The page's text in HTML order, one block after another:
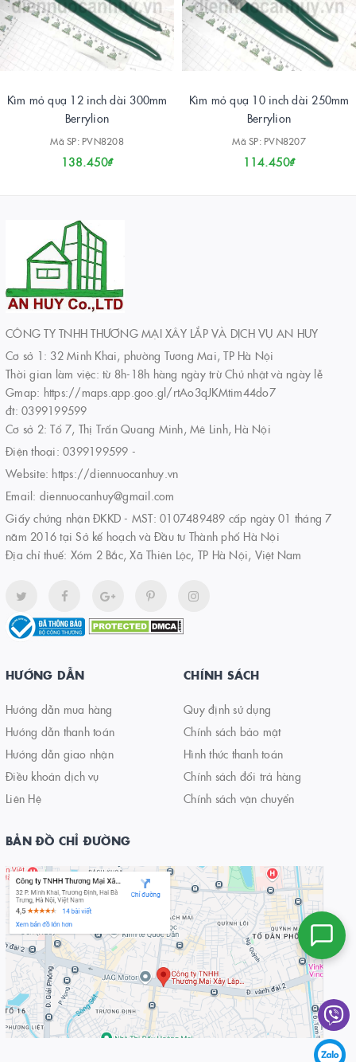
Kìm mỏ quạ 12 inch dài 300mm
Berrylion
Mã SP: PVN8208
138.450₫
Kìm mỏ quạ 10 inch dài 250mm
Berrylion
Mã SP: PVN8207
114.450₫
CÔNG TY TNHH THƯƠNG MẠI XÂY LẮP VÀ DỊCH VỤ AN HUY
Cơ sở 1: 32 Minh Khai, phường Tương Mai, TP Hà Nội
Thời gian làm việc: từ 8h-18h hàng ngày trừ Chủ nhật và ngày lễ
Gmap: https://maps.app.goo.gl/rtAo3qJKMtim44do7
đt: 0399199599
Cơ sở 2: Tổ 7, Thị Trấn Quang Minh, Mê Linh, Hà Nội
Điện thoại: 0399199599 -
Website: https://diennuocanhuy.vn
Email: diennuocanhuy@gmail.com
Giấy chứng nhận ĐKKD - MST: 0107489489 cấp ngày 01 tháng 7
năm 2016 tại Sở kế hoạch và Đầu tư Thành phố Hà Nội
Địa chỉ thuế: Xóm 2 Bắc, Xã Thiên Lộc, TP Hà Nội, Việt Nam
HƯỚNG DẪN
Hướng dẫn mua hàng
Hướng dẫn thanh toán
Hướng dẫn giao nhận
Điều khoản dịch vụ
Liên Hệ
CHÍNH SÁCH
Quy định sử dụng
Chính sách bảo mật
Hình thức thanh toán
Chính sách đổi trả hàng
Chính sách vận chuyển
BẢN ĐỒ CHỈ ĐƯỜNG